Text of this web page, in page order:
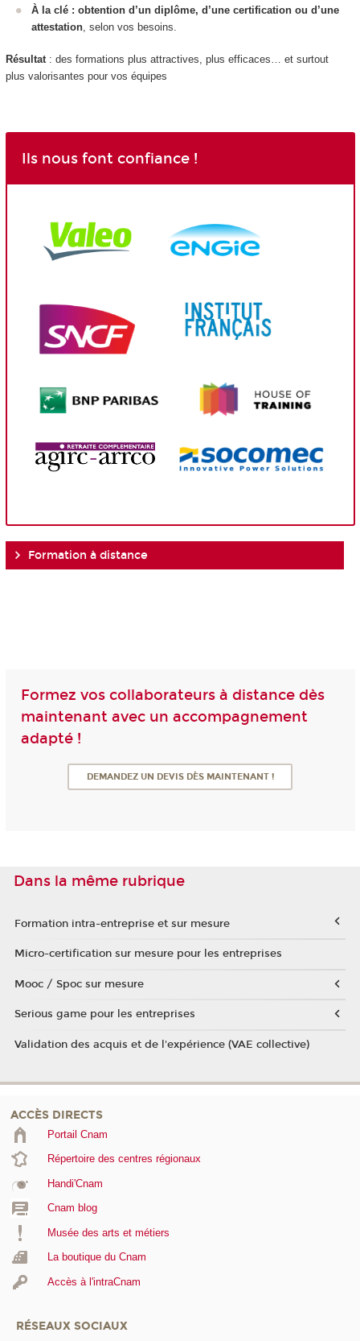
À la clé : obtention d’un diplôme, d’une certification ou d’une
attestation , selon vos besoins.
Résultat: des formations plus attractives, plus efficaces… et surtout
plus valorisantes pour vos équipes
Ils nous font confiance !
Formation à distance
Formez vos collaborateurs à distance dès
maintenant avec un accompagnement
adapté !
DEMANDEZ UN DEVIS DÈS MAINTENANT !
Dans la même rubrique
Formation intra-entreprise et sur mesure
Micro-certification sur mesure pour les entreprises
Mooc / Spoc sur mesure
Serious game pour les entreprises
Validation des acquis et de l'expérience (VAE collective)
ACCÈS DIRECTS
Portail Cnam
Répertoire des centres régionaux
Handi'Cnam
Cnam blog
Musée des arts et métiers
La boutique du Cnam
Accès à l'intraCnam
RÉSEAUX SOCIAUX